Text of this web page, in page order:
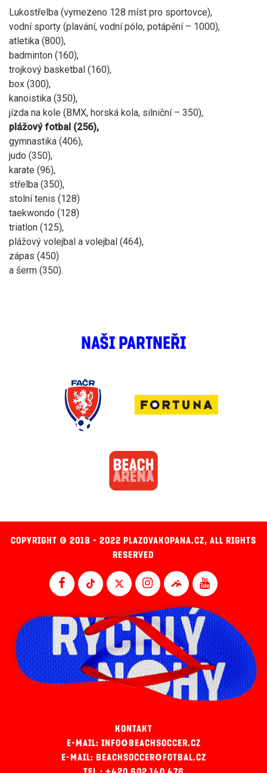
Lukostřelba (vymezeno 128 míst pro sportovce),
vodní sporty (plavání, vodní pólo, potápění – 1000),
atletika (800),
badminton (160),
trojkový basketbal (160),
box (300),
kanoistika (350),
jízda na kole (BMX, horská kola, silniční – 350),
plážový fotbal (256),
gymnastika (406),
judo (350),
karate (96),
střelba (350),
stolní tenis (128)
taekwondo (128)
triatlon (125),
plážový volejbal a volejbal (464),
zápas (450)
a šerm (350).
NAŠI PARTNEŘI
COPYRIGHT © 2018 - 2022 PLAZOVAKOPANA.CZ, ALL RIGHTS
RESERVED
KONTAKT
E-MAIL: INFO@BEACHSOCCER.CZ
E-MAIL: BEACHSOCCER@FOTBAL.CZ